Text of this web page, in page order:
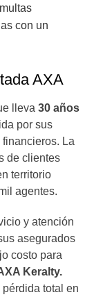
con un
AXA
lleva 30 años
por sus
La
de clientes
territorio
agentes.
y atención
asegurados
costo para
Keralty.
total en